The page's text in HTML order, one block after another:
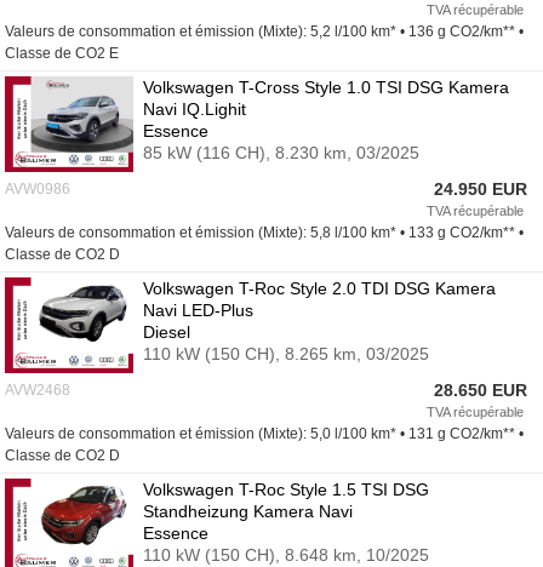
TVA récupérable
Valeurs de consommation et émission (Mixte): 5,2 l/100 km* • 136 g CO2/km** •
Classe de CO2 E
AVW0986
Volkswagen T-Cross Style 1.0 TSI DSG Kamera
Navi IQ.Lighit
Essence
85 kW (116 CH),8.230 km,03/2025
24.950 EUR
TVA récupérable
Valeurs de consommation et émission (Mixte): 5,8 l/100 km* • 133 g CO2/km** •
Classe de CO2 D
AVW2468
Volkswagen T-Roc Style 2.0 TDI DSG Kamera
Navi LED-Plus
Diesel
110 kW (150 CH),8.265 km,03/2025
28.650 EUR
TVA récupérable
Valeurs de consommation et émission (Mixte): 5,0 l/100 km* • 131 g CO2/km** •
Classe de CO2 D
Volkswagen T-Roc Style 1.5 TSI DSG
Standheizung Kamera Navi
Essence
110 kW (150 CH),8.648 km, 10/2025
Italien